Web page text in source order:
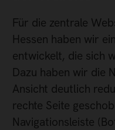
Für die zentrale
Hessen haben wir
entwickelt, die sich
Dazu haben wir die
Ansicht deutlich
rechte Seite
Navigationsleiste